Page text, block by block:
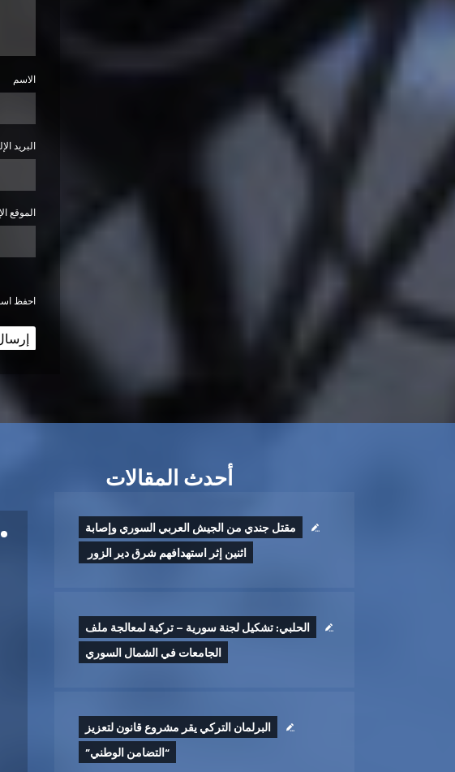
الاسم
البريد
الموقع
احفظ
أحدث المقالات
مقتل جندي من الجيش العربي السوري وإصابة
اثنين إثر ‏استهدافهم شرق دير الزور ‏
الحلبي: تشكيل لجنة سورية – تركية لمعالجة ملف
الجامعات في الشمال السوري
البرلمان التركي يقر مشروع قانون لتعزيز
“التضامن الوطني”